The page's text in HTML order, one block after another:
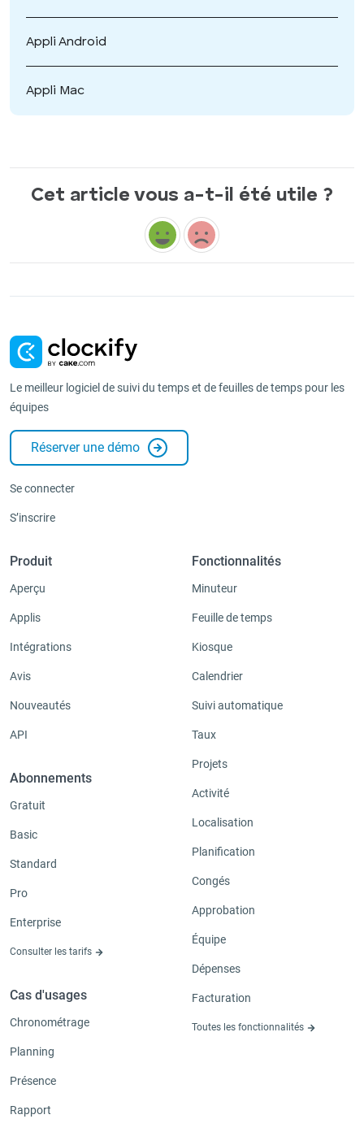
Appli Android
Appli Mac
Cet article vous a-t-il été utile ?
Le meilleur logiciel de suivi du temps et de feuilles de temps pour les
équipes
Réserver une démo
Se connecter
S’inscrire
Produit
Aperçu
Applis
Intégrations
Avis
Nouveautés
API
Abonnements
Gratuit
Basic
Standard
Pro
Enterprise
Consulter les tarifs
Cas d'usages
Chronométrage
Planning
Présence
Rapport
Fonctionnalités
Minuteur
Feuille de temps
Kiosque
Calendrier
Suivi automatique
Taux
Projets
Activité
Localisation
Planification
Congés
Approbation
Équipe
Dépenses
Facturation
Toutes les fonctionnalités